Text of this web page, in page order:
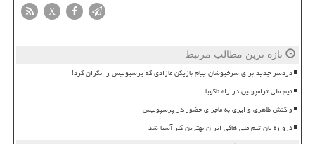
X
تازه ترین مطالب مرتبط
دردسر جدید برای سرخپوشان پیام بازیکن مازادی که پرسپولیس را نگران کرد!
تیم ملی ترامپولین در راه ناگویا
واکنش طاهری و ایری به ماجرای حضور در پرسپولیس
دروازه بان تیم ملی هاکی ایران بهترین گلر آسیا شد